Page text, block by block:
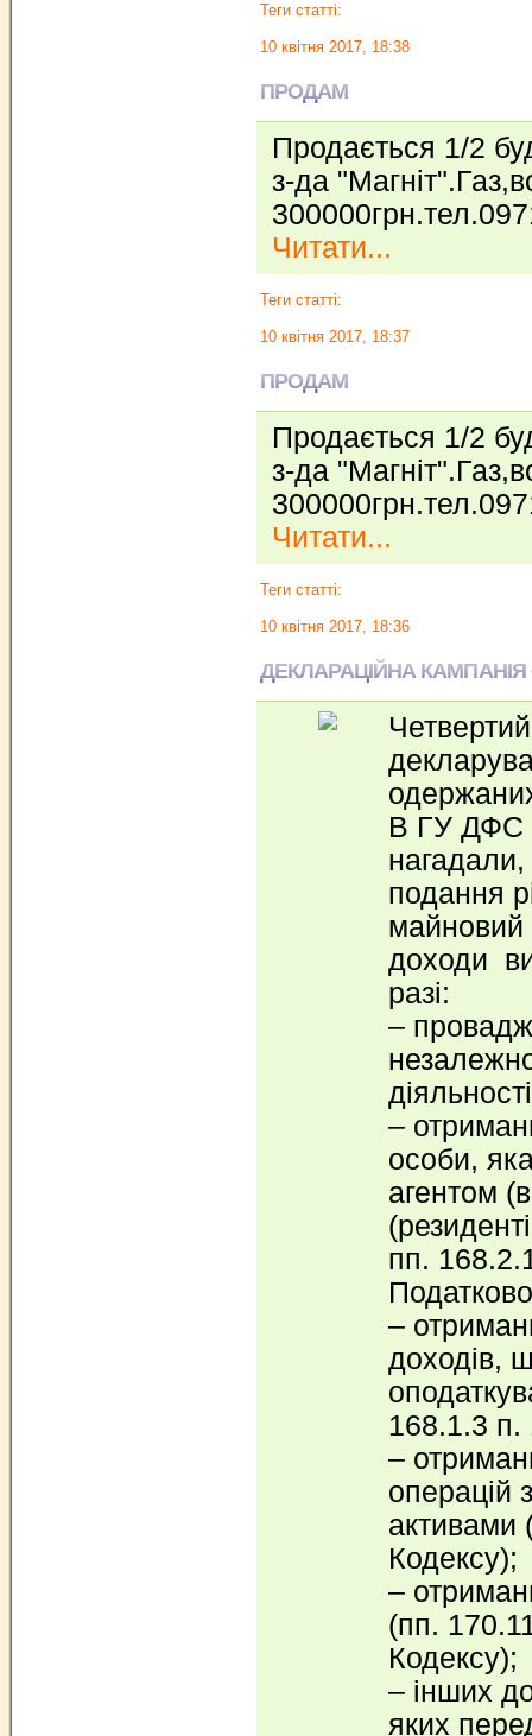
Теги статті:
10 квітня 2017, 18:38
ПРОДАМ
Продається 1/2
з-да
Читати...
Теги статті:
10 квітня 2017, 18:37
ПРОДАМ
Продається 1/2
з-да
Читати...
Теги статті:
10 квітня 2017, 18:36
ДЕКЛАРАЦІЙНА КАМПАНІЯ
В ГУ ДФС
нагадали,
подання
майновий
доходи
разі:
–
–
особи,
агентом
пп.
–
доходів,
168.1.3 п.
–
операцій
активами
Кодексу);
–
(пп.
Кодексу);
– інших
яких